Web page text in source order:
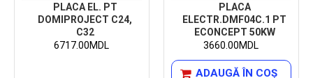
PLACA EL. PT
DOMIPROJECT C24,
C32
6717.00MDL
PLACA
ELECTR.DMF04C.1 PT
ECONCEPT 50KW
3660.00MDL
ADAUGĂ ÎN COŞ